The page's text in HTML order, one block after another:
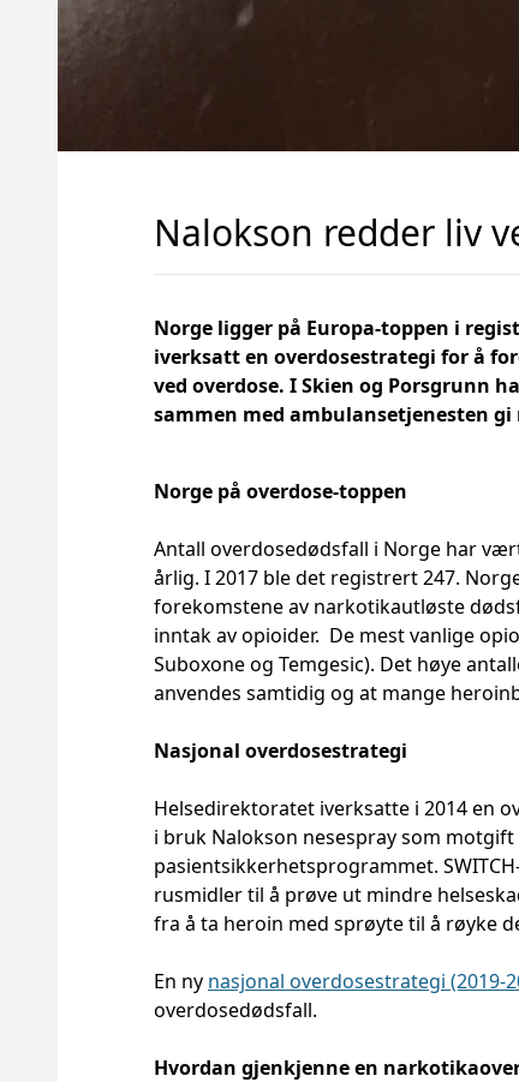
Nalokson redder liv
Norge ligger på Europa-toppen i
iverksatt en overdosestrategi for å
ved overdose. I Skien og Porsgrunn
sammen med ambulansetjenesten
Norge på overdose-toppen
Antall overdosedødsfall i Norge har
årlig. I 2017 ble det registrert 247.
forekomstene av narkotikautløste
inntak av opioider. De mest vanlige
Suboxone og Temgesic). Det høye
anvendes samtidig og at mange
Nasjonal overdosestrategi
Helsedirektoratet iverksatte i 2014 en
i bruk Nalokson nesespray som
pasientsikkerhetsprogrammet.
rusmidler til å prøve ut mindre
fra å ta heroin med sprøyte til å røyke
En ny nasjonal overdosestrategi (2019-
overdosedødsfall.
Hvordan gjenkjenne en